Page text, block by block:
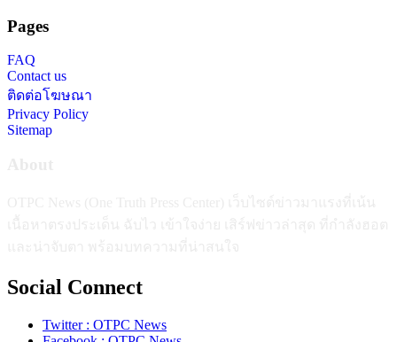
Pages
FAQ
Contact us
ติดต่อโฆษณา
Privacy Policy
Sitemap
Social Connect
Twitter : OTPC News